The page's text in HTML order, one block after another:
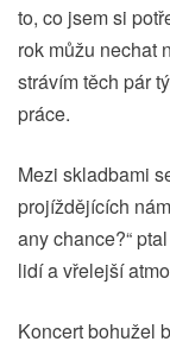
to, co jsem si
rok můžu nechat
strávím těch pár
práce.
Mezi skladbami
projíždějících
any chance?“
lidí a vřelejší
Koncert bohužel